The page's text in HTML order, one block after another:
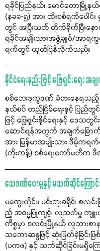
ရခိုင်ပြည်နယ်၊ မောင်တောမြို့န
(နခခ-၅) အား ထိုးစစ်ရက်ပေါ
တွင် အပြီးသတ် တိုက်ခိုက်ပြီးနော
ရခိုင်အမျိုးသားအဖွဲ့ချုပ်/အာရ
ရက်တွင် ထုတ်ပြန်လိုက်သည်။
နိုင်ငံရေးနည်းဖြင့် ဖြေရှင်းရေး အ
စစ်ဘေးဒုက္ခဒဏ် ခံစားနေရသည့်
နယ်စပ် တည်ငြိမ်ရေးနှင့် ပြည်တွင်း
ဖြင့် ဖြေရှင်းနိုင်ရေးနှင့် ဒေသတွ
ဆောင်ရန်အတွက် အချက်ခြော
အား မြန်မာအမျိုးသား ဒီမိုက
(ကိုးကန့်) စစ်ရေးကော်မတီက
သေဒဏ်ပေးမှုနှင့် မသက်ဆိုင်ကြော
မကွေးတိုင်း၊ မင်းဘူးခရိုင်၊ စလ
ည့် အဓမ္မပြုကျင့်၊ လူသတ်မှု က
ကိစ္စမှာ စလင်းမြို့နယ် လူသားစ
သဘောဆန္ဒဖြင့် ဆုံးဖြတ်ခဲ့ခြင်
(ပကဖ) နှင့် သက်ဆိုင်ခြင်းမရှိက